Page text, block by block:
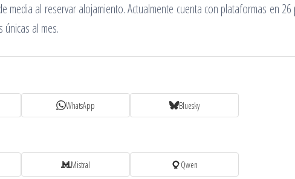
al reservar alojamiento. Actualmente cuenta con plataformas en
al mes.
WhatsApp Bluesky
Mistral Qwen